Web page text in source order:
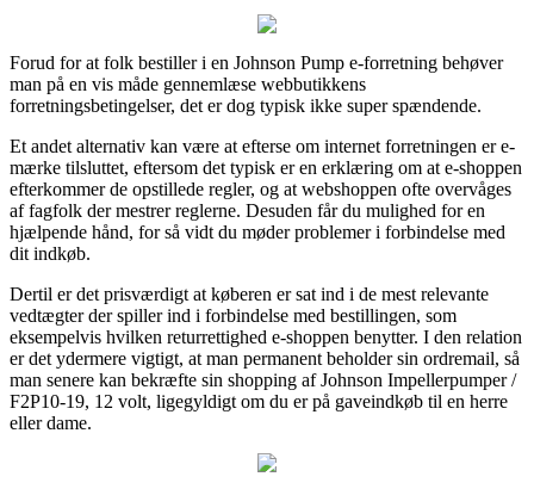
Forud for at folk bestiller i en Johnson Pump e-forretning behøver
man på en vis måde gennemlæse webbutikkens
forretningsbetingelser, det er dog typisk ikke super spændende.
Et andet alternativ kan være at efterse om internet forretningen er e-
mærke tilsluttet, eftersom det typisk er en erklæring om at e-shoppen
efterkommer de opstillede regler, og at webshoppen ofte overvåges
af fagfolk der mestrer reglerne. Desuden får du mulighed for en
hjælpende hånd, for så vidt du møder problemer i forbindelse med
dit indkøb.
Dertil er det prisværdigt at køberen er sat ind i de mest relevante
vedtægter der spiller ind i forbindelse med bestillingen, som
eksempelvis hvilken returrettighed e-shoppen benytter. I den relation
er det ydermere vigtigt, at man permanent beholder sin ordremail, så
man senere kan bekræfte sin shopping af Johnson Impellerpumper /
F2P10-19, 12 volt, ligegyldigt om du er på gaveindkøb til en herre
eller dame.